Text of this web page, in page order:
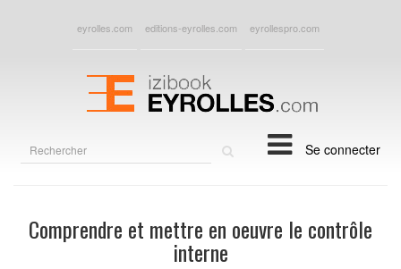
eyrolles.com editions-eyrolles.com eyrollespro.com
Se connecter
Comprendre et mettre en oeuvre le contrôle
interne